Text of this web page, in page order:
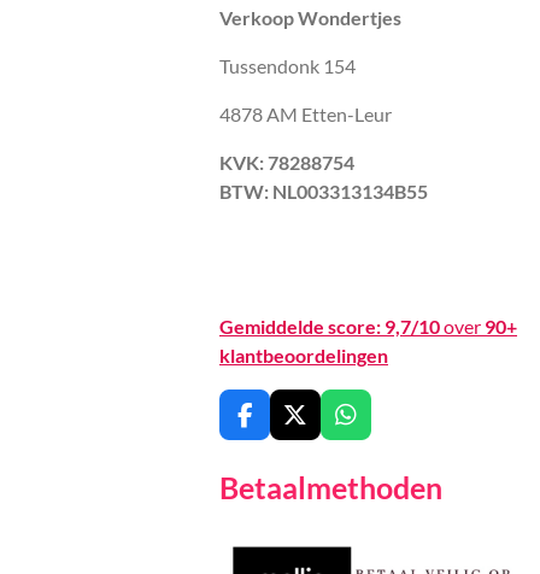
Verkoop Wondertjes
Tussendonk 154
4878 AM Etten-Leur
KVK: 78288754
BTW: NL003313134B55
Gemiddelde score: 9,7/10over 90+
klantbeoordelingen
F
a
e
X
W
h
t
Betaalmethoden